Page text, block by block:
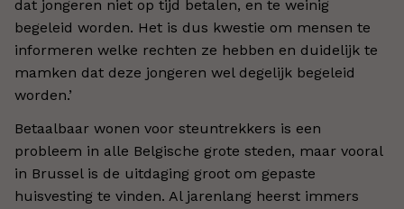
dat jongeren niet op tijd betalen, en te weinig
begeleid worden. Het is dus kwestie om mensen te
informeren welke rechten ze hebben en duidelijk te
mamken dat deze jongeren wel degelijk begeleid
worden.’
Betaalbaar wonen voor steuntrekkers is een
probleem in alle Belgische grote steden, maar vooral
in Brussel is de uitdaging groot om gepaste
huisvesting te vinden. Al jarenlang heerst immers